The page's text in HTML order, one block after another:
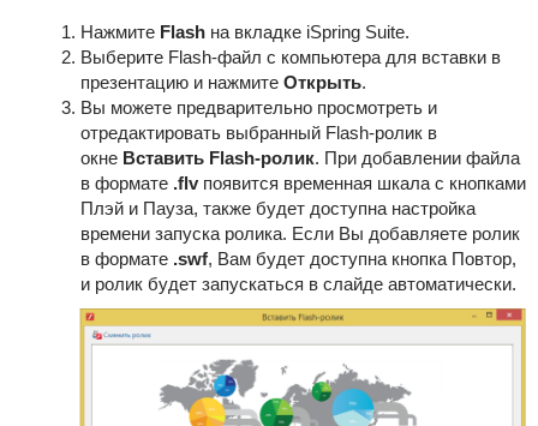
Нажмите Flashна вкладке iSpring Suite.
Выберите Flash-файл с компьютера для вставки в
презентацию и нажмите Открыть.
Вы можете предварительно просмотреть и
отредактировать выбранный Flash-ролик в
окне Вставить Flash-ролик. При добавлении файла
в формате .flv появится временная шкала с кнопками
Плэй и Пауза, также будет доступна настройка
времени запуска ролика. Если Вы добавляете ролик
в формате .swf, Вам будет доступна кнопка Повтор,
и ролик будет запускаться в слайде автоматически.